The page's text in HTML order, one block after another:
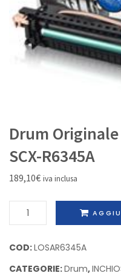
IL MIO ACCOUNT
Drum
SCX-R6345A
189,10€ iva inclusa
Drum
Originale
SCX-
R6345A
COD:LOSAR6345A
CATEGORIE:Drum,